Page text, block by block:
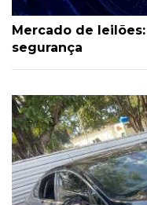
Mercado de
segurança